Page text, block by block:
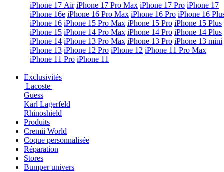
iPhone 17 Air iPhone 17 Pro Max iPhone 17 Pro iPhone 17
iPhone 16e iPhone 16 Pro Max iPhone 16 Pro iPhone 16
iPhone 16 iPhone 15 Pro Max iPhone 15 Pro iPhone 15 Plus
iPhone 15 iPhone 14 Pro Max iPhone 14 Pro iPhone 14 Plus
iPhone 14 iPhone 13 Pro Max iPhone 13 Pro iPhone 13 mini
iPhone 13 iPhone 12 Pro iPhone 12 iPhone 11 Pro Max
iPhone 11 Pro iPhone 11
Exclusivités
Lacoste
Guess
Karl Lagerfeld
Rhinoshield
Produits
Cremii World
Coque personnalisée
Réparation
Stores
Bumper univers